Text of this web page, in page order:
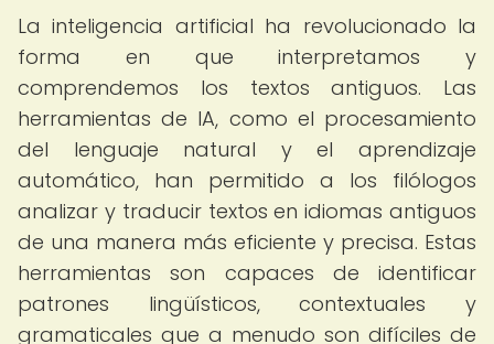
La inteligencia artificial ha revolucionado la
forma en que interpretamos y
comprendemos los textos antiguos. Las
herramientas de IA, como el procesamiento
del lenguaje natural y el aprendizaje
automático, han permitido a los filólogos
analizar y traducir textos en idiomas antiguos
de una manera más eficiente y precisa. Estas
herramientas son capaces de identificar
patrones lingüísticos, contextuales y
gramaticales que a menudo son difíciles de